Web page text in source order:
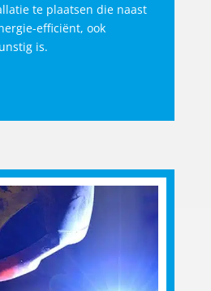
te plaatsen die naast
efficiënt, ook
is.